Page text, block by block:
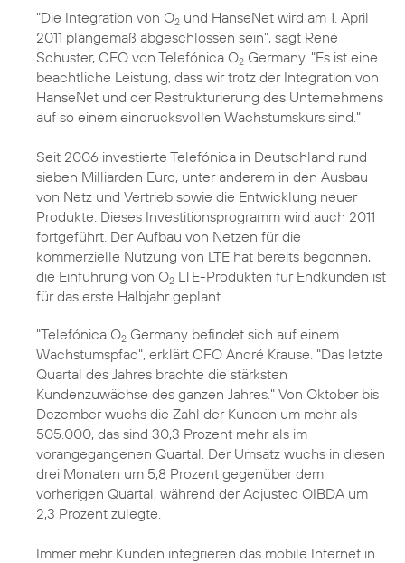
"Die Integration von O2 und HanseNet wird am 1. April
2011 plangemäß abgeschlossen sein", sagt René
Schuster, CEO von Telefónica O2 Germany. "Es ist eine
beachtliche Leistung, dass wir trotz der Integration von
HanseNet und der Restrukturierung des Unternehmens
auf so einem eindrucksvollen Wachstumskurs sind."
Seit 2006 investierte Telefónica in Deutschland rund
sieben Milliarden Euro, unter anderem in den Ausbau
von Netz und Vertrieb sowie die Entwicklung neuer
Produkte. Dieses Investitionsprogramm wird auch 2011
fortgeführt. Der Aufbau von Netzen für die
kommerzielle Nutzung von LTE hat bereits begonnen,
die Einführung von O2 LTE-Produkten für Endkunden ist
für das erste Halbjahr geplant.
"Telefónica O2 Germany befindet sich auf einem
Wachstumspfad", erklärt CFO André Krause. "Das letzte
Quartal des Jahres brachte die stärksten
Kundenzuwächse des ganzen Jahres." Von Oktober bis
Dezember wuchs die Zahl der Kunden um mehr als
505.000, das sind 30,3 Prozent mehr als im
vorangegangenen Quartal. Der Umsatz wuchs in diesen
drei Monaten um 5,8 Prozent gegenüber dem
vorherigen Quartal, während der Adjusted OIBDA um
2,3 Prozent zulegte.
Immer mehr Kunden integrieren das mobile Internet in